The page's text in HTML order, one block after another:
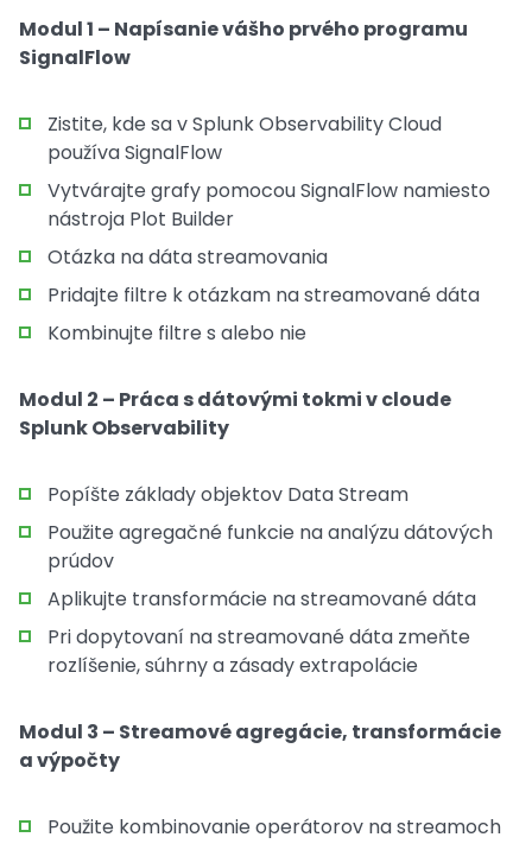
Modul 1 – Napísanie vášho prvého programu
SignalFlow
Zistite, kde sa v Splunk Observability Cloud
používa SignalFlow
Vytvárajte grafy pomocou SignalFlow namiesto
nástroja Plot Builder
Otázka na dáta streamovania
Pridajte filtre k otázkam na streamované dáta
Kombinujte filtre s alebo nie
Modul 2 – Práca s dátovými tokmi v cloude
Splunk Observability
Popíšte základy objektov Data Stream
Použite agregačné funkcie na analýzu dátových
prúdov
Aplikujte transformácie na streamované dáta
Pri dopytovaní na streamované dáta zmeňte
rozlíšenie, súhrny a zásady extrapolácie
Modul 3 – Streamové agregácie, transformácie
a výpočty
Použite kombinovanie operátorov na streamoch